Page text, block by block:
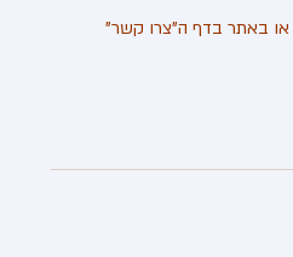
פשוט, להודיע לנו מראש כאן: בהודעה בוואצאפ 050-6571234 במייל: info@clayplay.co.il או באתר בדף ה"צרו קשר"